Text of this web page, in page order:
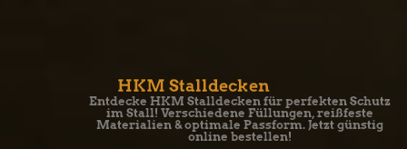
HKM Stalldecken
Entdecke HKM Stalldecken für perfekten Schutz
im Stall! Verschiedene Füllungen, reißfeste
Materialien & optimale Passform. Jetzt günstig
online bestellen!